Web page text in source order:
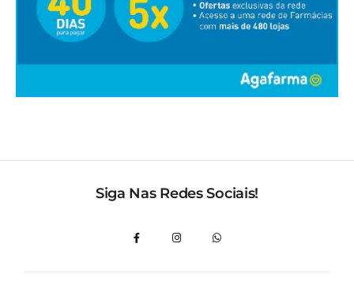
Siga Nas Redes Sociais!